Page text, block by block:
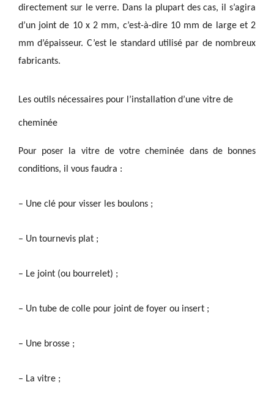
directement sur le verre. Dans la plupart des cas, il s’agira
d’un joint de 10 x 2 mm, c’est-à-dire 10 mm de large et 2
mm d’épaisseur. C’est le standard utilisé par de nombreux
fabricants.
Les outils nécessaires pour l’installation d’une vitre de
cheminée
Pour poser la vitre de votre cheminée dans de bonnes
conditions, il vous faudra :
– Une clé pour visser les boulons ;
– Un tournevis plat ;
– Le joint (ou bourrelet) ;
– Un tube de colle pour joint de foyer ou insert ;
– Une brosse ;
– La vitre ;